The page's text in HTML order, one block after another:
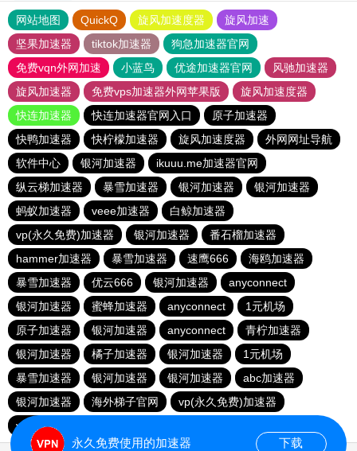
网站地图 QuickQ 旋风加速度器
旋风加速
坚果加速器
tiktok加速器
狗急加速器官网
免费vqn外网加速
小蓝鸟 优途加速器官网
风驰加速器
旋风加速器
免费vps加速器外网苹果版
旋风加速度器
快连加速器
快连加速器官网入口
原子加速器
快鸭加速器
快柠檬加速器 旋风加速度器
外网网址导航
软件中心
银河加速器
ikuuu.me加速器官网
纵云梯加速器
暴雪加速器 银河加速器
银河加速器
蚂蚁加速器
veee加速器
白鲸加速器
vp(永久免费)加速器
银河加速器
番石榴加速器
hammer加速器
暴雪加速器 速鹰666
海鸥加速器
暴雪加速器
优云666 银河加速器
anyconnect
银河加速器
蜜蜂加速器 anyconnect
1元机场
原子加速器
银河加速器 anyconnect
青柠加速器
银河加速器
橘子加速器 银河加速器
1元机场
暴雪加速器
银河加速器 银河加速器
abc加速器
银河加速器
海外梯子官网
vp(永久免费)加速器
vp(永久免费)加速器
永久免费使用的加速器 下载